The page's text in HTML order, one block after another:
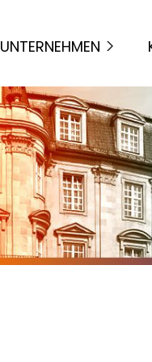
UNTERNEHMEN